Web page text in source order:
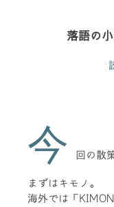
落語の
今 回の散
まずはキモノ。
海外では「